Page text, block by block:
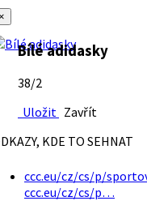
Bílé adidasky
38/2
Uložit Zavřít
KDE TO SEHNAT
ccc.eu/cz/cs/p/
ccc.eu/cz/cs/p…